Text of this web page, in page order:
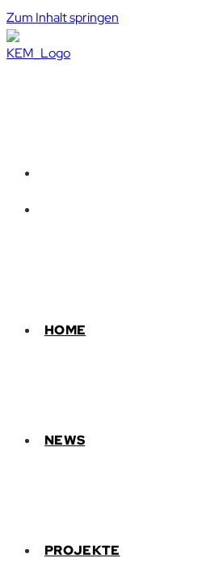
Zum Inhalt springen
HOME
NEWS
PROJEKTE